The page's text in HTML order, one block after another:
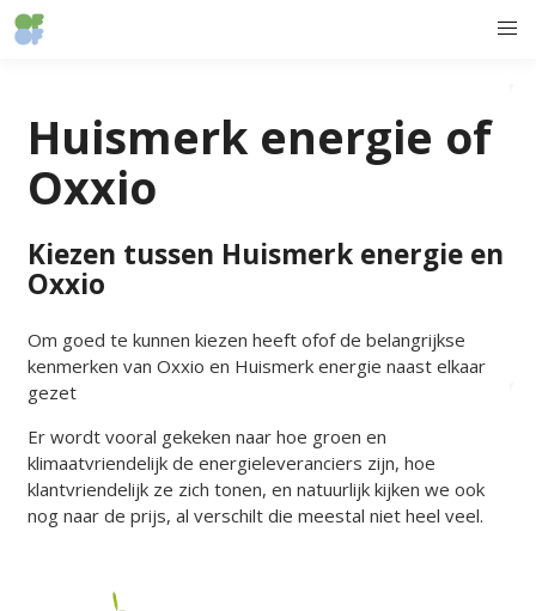
Huismerk energie of
Oxxio
Kiezen tussen Huismerk energie en
Oxxio
Om goed te kunnen kiezen heeft ofof de belangrijkse
kenmerken van Oxxio en Huismerk energie naast elkaar
gezet
Er wordt vooral gekeken naar hoe groen en
klimaatvriendelijk de energieleveranciers zijn, hoe
klantvriendelijk ze zich tonen, en natuurlijk kijken we ook
nog naar de prijs, al verschilt die meestal niet heel veel.